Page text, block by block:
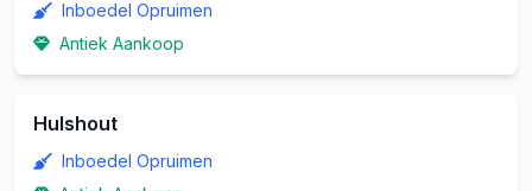
Inboedel Opruimen
Antiek Aankoop
Hulshout
Inboedel Opruimen